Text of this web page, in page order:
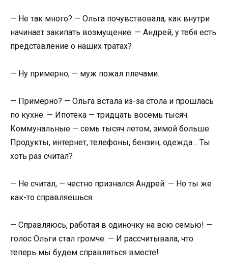
— Не так много? — Ольга почувствовала, как внутри
начинает закипать возмущение. — Андрей, у тебя есть
представление о наших тратах?
— Ну примерно, — муж пожал плечами.
— Примерно? — Ольга встала из-за стола и прошлась
по кухне. — Ипотека — тридцать восемь тысяч.
Коммунальные — семь тысяч летом, зимой больше.
Продукты, интернет, телефоны, бензин, одежда… Ты
хоть раз считал?
— Не считал, — честно признался Андрей. — Но ты же
как-то справляешься.
— Справляюсь, работая в одиночку на всю семью! —
голос Ольги стал громче. — И рассчитывала, что
теперь мы будем справляться вместе!